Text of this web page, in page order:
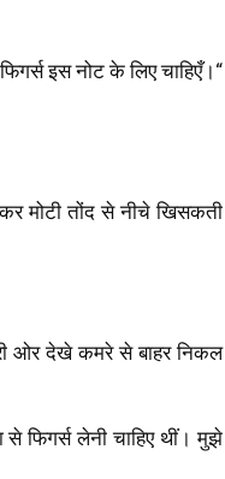
इस नोट के लिए चाहिएँ। “
मोटी तोंद से नीचे खिसकती
ओर देखे कमरे से बाहर निकल
से फिगर्स लेनी चाहिए थीं। मुझे